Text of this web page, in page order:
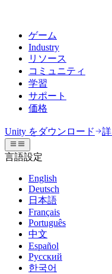
ゲーム
Industry
リソース
コミュニティ
学習
サポート
価格
Unityエンジン
任意のプラットフォーム
共同作業
チームでの共同作業と迅
Unity をダウンロード
プランと価格
デプロイ
3Dコラボレーション
リアルタイムで3Dプロ
没入型トレーニング
没入型環境でのトレーニ
顧客体験
インタラクティブな3D
業界
ドキュメント
公式ユーザーマニュアル
開発者ツール
リリースバージョンと問
ロードマップ
今後の機能をレビューす
ディスカッション
議論、問題解決、つなが
イベント
グローバルおよびローカ
コミュニティストーリー
Made with Unity
Unityクリエイターの紹介
Unity Learn
無料でUnityスキルをマス
プロフェッショナルトレ
Unityトレーナーでチー
Unity初心者向け
スタートガイド
学習を開始しましょう
ヘルプを得る
Unityで成功するためのサ
Success Plan
専門的なサポートで目標
FAQ
よくある質問への回答
お問い合わせ
Unity をダウンロード
言語設定
English
Deutsch
日本語
Français
Português
中文
Español
Русский
한국어